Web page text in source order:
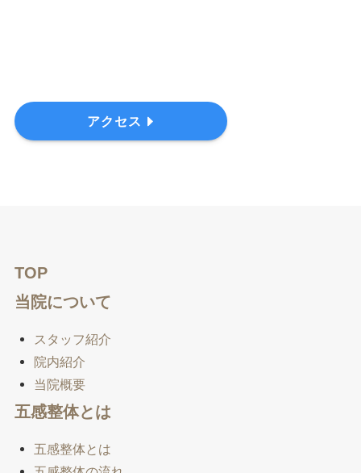
アクセス
TOP
当院について
スタッフ紹介
院内紹介
当院概要
五感整体とは
五感整体とは